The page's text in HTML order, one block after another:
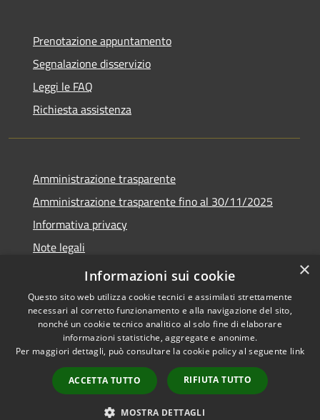
Prenotazione appuntamento
Segnalazione disservizio
Leggi le FAQ
Richiesta assistenza
Amministrazione trasparente
Amministrazione trasparente fino al 30/11/2025
Informativa privacy
Note legali
Dichiarazione di accessibilità
Accessibilità
Copyright © 2026 • Comune di
Ponteranica • Powered by
Municipium•
Accesso
redazione
×
Informazioni sui cookie
Questo sito web utilizza cookie tecnici e assimilati strettamente
necessari al corretto funzionamento e alla navigazione del sito,
nonché un cookie tecnico analitico al solo fine di elaborare
informazioni statistiche, aggregate e anonime.
Per maggiori dettagli, può consultare la cookie policy al seguente link
ACCETTA TUTTO RIFIUTA TUTTO
MOSTRA DETTAGLI